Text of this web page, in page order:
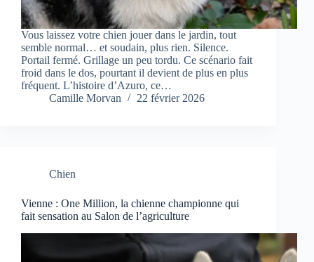
Vous laissez votre chien jouer dans le jardin, tout
semble normal… et soudain, plus rien. Silence.
Portail fermé. Grillage un peu tordu. Ce scénario fait
froid dans le dos, pourtant il devient de plus en plus
fréquent. L’histoire d’Azuro, ce…
Camille Morvan
22 février 2026
Chien
Vienne : One Million, la chienne championne qui
fait sensation au Salon de l’agriculture